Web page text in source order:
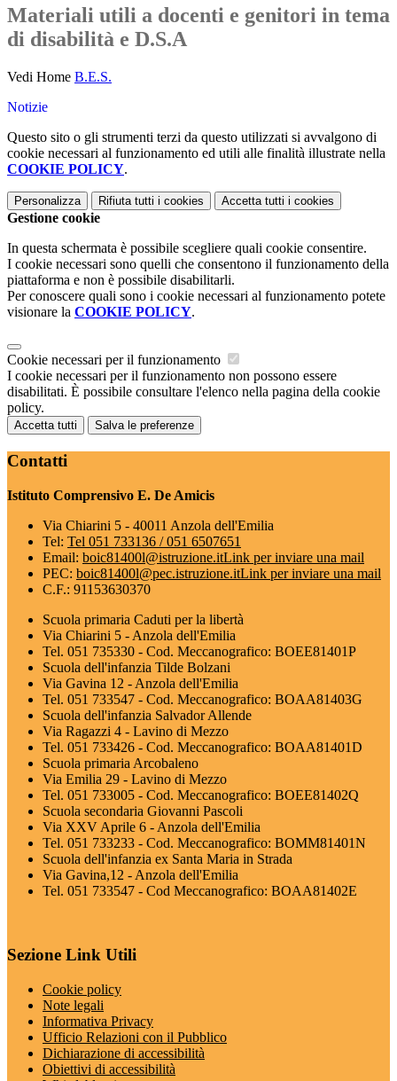
Materiali utili a docenti e genitori in tema
di disabilità e D.S.A
Vedi Home B.E.S.
Notizie
Questo sito o gli strumenti terzi da questo utilizzati si avvalgono di
cookie necessari al funzionamento ed utili alle finalità illustrate nella
COOKIE POLICY.
Personalizza Rifiuta tutti i cookies Accetta tutti i cookies
Gestione cookie
In questa schermata è possibile scegliere quali cookie consentire.
I cookie necessari sono quelli che consentono il funzionamento della
piattaforma e non è possibile disabilitarli.
Per conoscere quali sono i cookie necessari al funzionamento potete
visionare la COOKIE POLICY.
Cookie necessari per il funzionamento
I cookie necessari per il funzionamento non possono essere
disabilitati. È possibile consultare l'elenco nella pagina della cookie
policy.
Accetta tutti Salva le preferenze
Contatti
Istituto Comprensivo E. De Amicis
Via Chiarini 5 - 40011 Anzola dell'Emilia
Tel: Tel 051 733136 / 051 6507651
Email: boic81400l@istruzione.itLink per inviare una mail
PEC: boic81400l@pec.istruzione.itLink per inviare una mail
C.F.: 91153630370
Scuola primaria Caduti per la libertà
Via Chiarini 5 - Anzola dell'Emilia
Tel. 051 735330 - Cod. Meccanografico: BOEE81401P
Scuola dell'infanzia Tilde Bolzani
Via Gavina 12 - Anzola dell'Emilia
Tel. 051 733547 - Cod. Meccanografico: BOAA81403G
Scuola dell'infanzia Salvador Allende
Via Ragazzi 4 - Lavino di Mezzo
Tel. 051 733426 - Cod. Meccanografico: BOAA81401D
Scuola primaria Arcobaleno
Via Emilia 29 - Lavino di Mezzo
Tel. 051 733005 - Cod. Meccanografico: BOEE81402Q
Scuola secondaria Giovanni Pascoli
Via XXV Aprile 6 - Anzola dell'Emilia
Tel. 051 733233 - Cod. Meccanografico: BOMM81401N
Scuola dell'infanzia ex Santa Maria in Strada
Via Gavina,12 - Anzola dell'Emilia
Tel. 051 733547 - Cod Meccanografico: BOAA81402E
Sezione Link Utili
Cookie policy
Note legali
Informativa Privacy
Ufficio Relazioni con il Pubblico
Dichiarazione di accessibilità
Obiettivi di accessibilità